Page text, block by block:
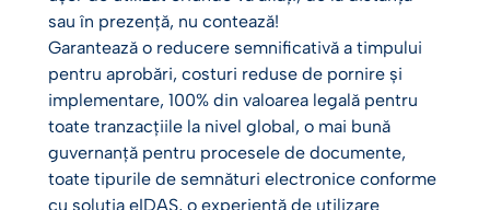
sau în prezență, nu contează!
Garantează o reducere semnificativă a timpului
pentru aprobări, costuri reduse de pornire și
implementare, 100% din valoarea legală pentru
toate tranzacțiile la nivel global, o mai bună
guvernanță pentru procesele de documente,
toate tipurile de semnături electronice conforme
cu soluția eIDAS, o experiență de utilizare